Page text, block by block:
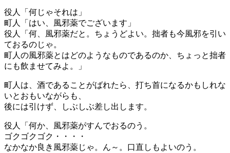
役人「何じゃそれは」
町人「はい、風邪薬でございます」
役人「何、風邪薬だと。ちょうどよい。拙者も今風邪を引い
ておるのじゃ。
町人の風邪薬とはどのようなものであるのか、ちょっと拙者
にも飲ませてみよ。」
町人は、酒であることがばれたら、打ち首になるかもしれな
いとおもいながらも、
後には引けず、しぶしぶ差し出します。
役人「何か、風邪薬がすんでおるのう。
ゴクゴクゴク・・・・
なかなか良き風邪薬じゃ。ん～。口直しもよいのう。